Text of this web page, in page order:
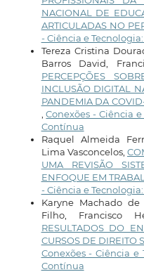
NACIONAL DE
ARTICULADAS NO
- Ciência e
Tereza Cristina
Barros David,
PERCEPÇÕES
INCLUSÃO DIGITAL
PANDEMIA DA
,Conexões - Ciência e
Contínua
Raquel Almeida
Lima Vasconcelos,
UMA REVISÃO
ENFOQUE EM
- Ciência e Tecnologia:
Karyne Machado
Filho, Francisco
RESULTADOS DO
CURSOS DE DIREITO
Conexões - Ciência e
Contínua